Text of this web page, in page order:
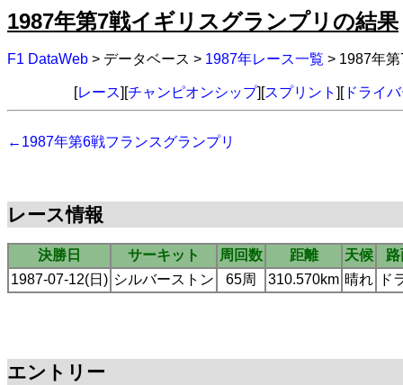
1987年第7戦イギリスグランプリの結果
F1 DataWeb > データベース > 1987年レース一覧 > 1987年
[レース][チャンピオンシップ][スプリント ][ドライ
←1987年第6戦フランスグランプリ
レース情報
決勝日 サーキット 周回数 距離 天候
1987-07-12(日) シルバーストン 65周 310.570km 晴れ ド
エントリー